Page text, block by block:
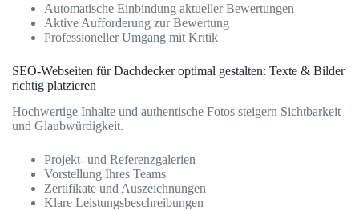
Automatische Einbindung aktueller Bewertungen
Aktive Aufforderung zur Bewertung
Professioneller Umgang mit Kritik
SEO-Webseiten für Dachdecker optimal gestalten: Texte & Bilder
richtig platzieren
Hochwertige Inhalte und authentische Fotos steigern Sichtbarkeit
und Glaubwürdigkeit.
Projekt- und Referenzgalerien
Vorstellung Ihres Teams
Zertifikate und Auszeichnungen
Klare Leistungsbeschreibungen